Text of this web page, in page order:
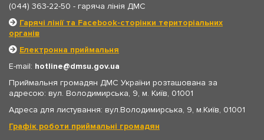
(044) 363-22-50 - гаряча лінія ДМС
Гарячі лінії та Facebook-сторінки територіальних
органів
Електронна приймальня
E-mail: hotline
dmsu.gov.ua
Приймальня громадян ДМС України розташована за
адресою: вул. Володимирська, 9, м. Київ, 01001
Адреса для листування: вул.Володимирська, 9, м.Київ, 01001
Графік роботи приймальні громадян